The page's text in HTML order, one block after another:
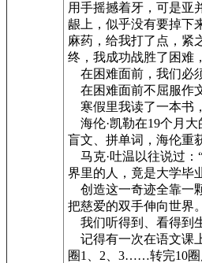
用手摇撼着牙，可是亚
龈上，似乎没有要掉下
麻药，给我打了点，紧
终，我成功战胜了困难
在困难面前，我们必
在困难面前不屈服作
寒假里我读了一本书
海伦·凯勒在19个月大
盲文、拼单词，海伦重
马克·吐温以往说过：
界里的人，竟是大学毕
创造这一奇迹全靠一
把慈爱的双手伸向世界。
我们听得到、看得到
记得有一次在语文课
圈1、2、3……转完10圈